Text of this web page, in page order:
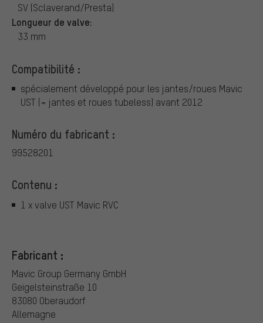
SV (Sclaverand/Presta)
Longueur de valve:
33 mm
Compatibilité :
spécialement développé pour les jantes/roues Mavic
UST (= jantes et roues tubeless) avant 2012
Numéro du fabricant :
99528201
Contenu :
1 x valve UST Mavic RVC
Fabricant :
Mavic Group Germany GmbH
Geigelsteinstraße 10
83080 Oberaudorf
Allemagne